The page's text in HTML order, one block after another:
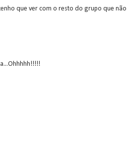
que ver com o resto do grupo que não